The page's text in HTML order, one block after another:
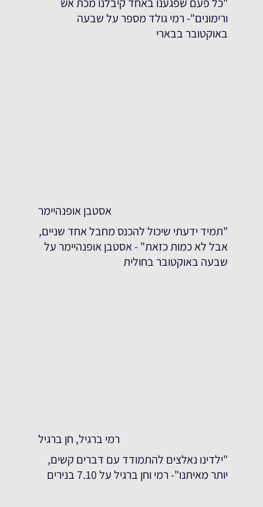
ורימונים"- רמי גולד מספר על שבעה
באוקטובר בבארי
אסטבן אופנהיימר
"תמיד ידעתי שיכול להכנס מחבל אחד שניים,
אבל לא כמות כזאת" - אסטבן אופנהיימר על
שבעה באוקטובר בחולית
רמי ברגיל, חן ברגיל
"ילדינו נאלצים להתמודד עם דברים קשים,
יותר מאיתנו"- רמי וחן ברגיל על 7.10 בנירים